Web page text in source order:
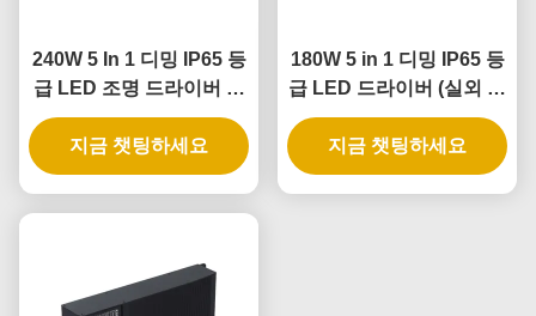
240W 5 In 1 디밍 IP65 등
급 LED 조명 드라이버 및
디밍 가능한 LED 전원 공
급 장치
지금 챗팅하세요
180W 5 in 1 디밍 IP65 등
급 LED 드라이버 (실외 및
실내 조명 적용 분야)
지금 챗팅하세요